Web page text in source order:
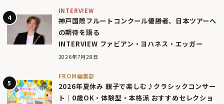
INTERVIEW
神戸国際フルートコンクール優勝者、日本ツアーへ
の期待を語る
INTERVIEW ファビアン・ヨハネス・エッガー
2026年7月28日
FROM編集部
2026年夏休み 親子で楽しむ♪クラシックコンサー
ト｜0歳OK・体験型・本格派 おすすめセレクショ